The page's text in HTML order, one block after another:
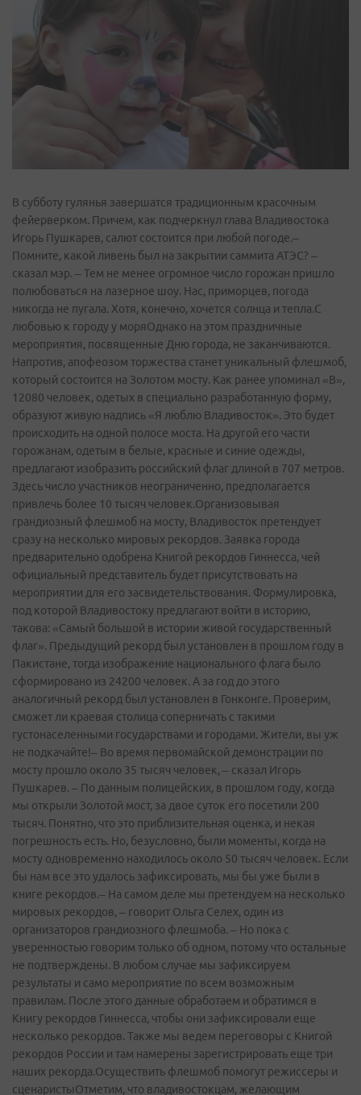
В субботу гулянья завершатся традиционным красочным
фейерверком. Причем, как подчеркнул глава Владивостока
Игорь Пушкарев, салют состоится при любой погоде.–
Помните, какой ливень был на закрытии саммита АТЭС? –
сказал мэр. – Тем не менее огромное число горожан пришло
полюбоваться на лазерное шоу. Нас, приморцев, погода
никогда не пугала. Хотя, конечно, хочется солнца и тепла.С
любовью к городу у моряОднако на этом праздничные
мероприятия, посвященные Дню города, не заканчиваются.
Напротив, апофеозом торжества станет уникальный флешмоб,
который состоится на Золотом мосту. Как ранее упоминал «В»,
12080 человек, одетых в специально разработанную форму,
образуют живую надпись «Я люблю Владивосток». Это будет
происходить на одной полосе моста. На другой его части
горожанам, одетым в белые, красные и синие одежды,
предлагают изобразить российский флаг длиной в 707 метров.
Здесь число участников неограниченно, предполагается
привлечь более 10 тысяч человек.Организовывая
грандиозный флешмоб на мосту, Владивосток претендует
сразу на несколько мировых рекордов. Заявка города
предварительно одобрена Книгой рекордов Гиннесса, чей
официальный представитель будет присутствовать на
мероприятии для его засвидетельствования. Формулировка,
под которой Владивостоку предлагают войти в историю,
такова: «Самый большой в истории живой государственный
флаг». Предыдущий рекорд был установлен в прошлом году в
Пакистане, тогда изображение национального флага было
сформировано из 24200 человек. А за год до этого
аналогичный рекорд был установлен в Гонконге. Проверим,
сможет ли краевая столица соперничать с такими
густонаселенными государствами и городами. Жители, вы уж
не подкачайте!– Во время первомайской демонстрации по
мосту прошло около 35 тысяч человек, – сказал Игорь
Пушкарев. – По данным полицейских, в прошлом году, когда
мы открыли Золотой мост, за двое суток его посетили 200
тысяч. Понятно, что это приблизительная оценка, и некая
погрешность есть. Но, безусловно, были моменты, когда на
мосту одновременно находилось около 50 тысяч человек. Если
бы нам все это удалось зафиксировать, мы бы уже были в
книге рекордов.– На самом деле мы претендуем на несколько
мировых рекордов, – говорит Ольга Селех, один из
организаторов грандиозного флешмоба. – Но пока с
уверенностью говорим только об одном, потому что остальные
не подтверждены. В любом случае мы зафиксируем
результаты и само мероприятие по всем возможным
правилам. После этого данные обработаем и обратимся в
Книгу рекордов Гиннесса, чтобы они зафиксировали еще
несколько рекордов. Также мы ведем переговоры с Книгой
рекордов России и там намерены зарегистрировать еще три
наших рекорда.Осуществить флешмоб помогут режиссеры и
сценаристыОтметим, что владивостокцам, желающим